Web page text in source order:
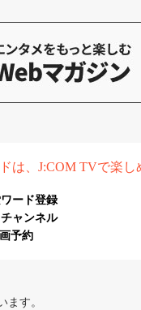
は、J:COM TVで楽
ード登録
ャンネル
予約
ます。